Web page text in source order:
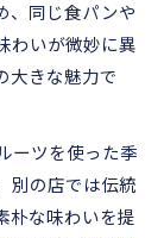
、同じ食パンや
わいが微妙に異
大きな魅力で
ーツを使った季
別の店では伝統
朴な味わいを提